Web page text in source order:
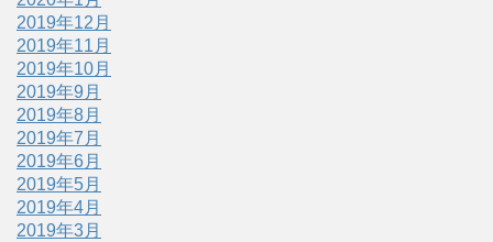
2019年12月
2019年11月
2019年10月
2019年9月
2019年8月
2019年7月
2019年6月
2019年5月
2019年4月
2019年3月